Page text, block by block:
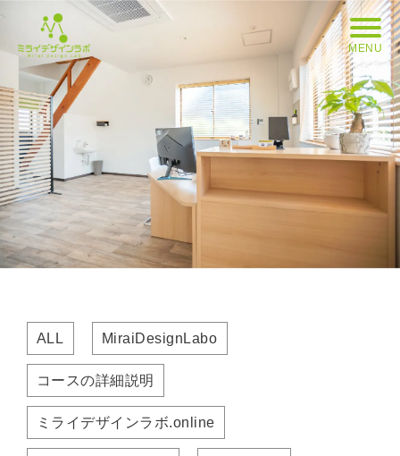
MENU
ALL MiraiDesignLabo
コースの詳細説明
ミライデザインラボ.online